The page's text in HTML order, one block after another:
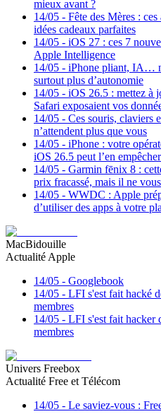
mieux avant ?
14/05 - Fête des Mères :
idées cadeaux parfaites
14/05 - iOS 27 : ces 7
Apple Intelligence
14/05 - iPhone pliant, IA…
surtout plus d’autonomie
14/05 - iOS 26.5 : mettez à
Safari exposaient vos
14/05 - Ces souris, claviers
n’attendent plus que vous
14/05 - iPhone : votre
iOS 26.5 peut l’en empêcher
14/05 - Garmin fēnix 8 :
prix fracassé, mais il ne
14/05 - WWDC : Apple
d’utiliser des apps à votre
MacBidouille
Actualité Apple
14/05 - Googlebook
14/05 - LFI s'est fait hacké
membres
14/05 - LFI s'est fait hacker
membres
Univers Freebox
Actualité Free et Télécom
14/05 - Le saviez-vous :